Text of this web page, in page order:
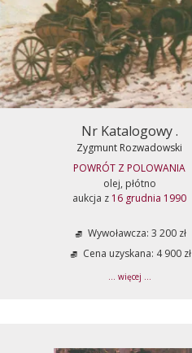
Nr Katalogowy .
Zygmunt Rozwadowski
POWRÓT Z POLOWANIA
olej, płótno
aukcja z 16 grudnia 1990
Wywoławcza: 3 200 zł
Cena uzyskana: 4 900 zł
... więcej ...